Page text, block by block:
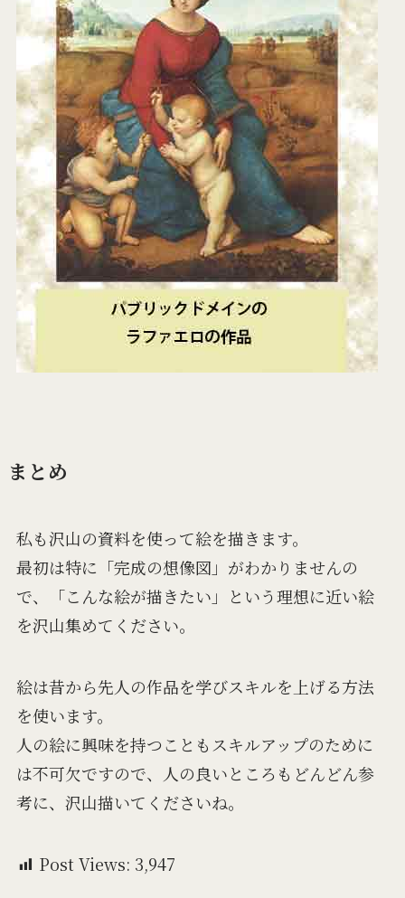
まとめ
私も沢山の資料を使って絵を描きます。
最初は特に「完成の想像図」がわかりませんの
で、「こんな絵が描きたい」という理想に近い絵
を沢山集めてください。
絵は昔から先人の作品を学びスキルを上げる方法
を使います。
人の絵に興味を持つこともスキルアップのために
は不可欠ですので、人の良いところもどんどん参
考に、沢山描いてくださいね。
Post Views: 3,947